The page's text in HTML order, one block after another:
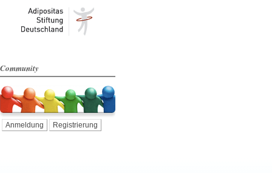
Community
Anmeldung Registrierung